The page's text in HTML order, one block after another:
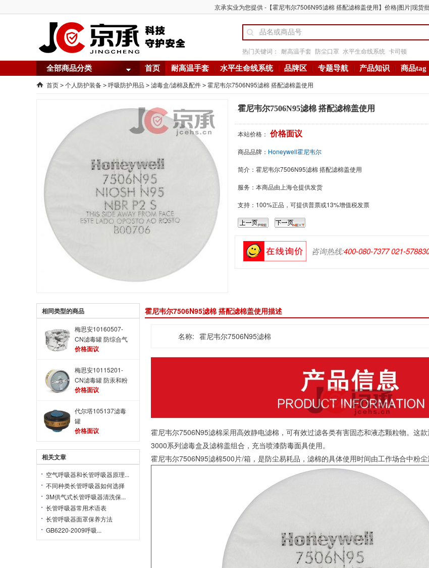
京承实业为您提供 -【霍尼韦尔7506N95滤棉 搭配滤棉盖使用】价格|图片|现货
热门关键词： 耐高温手套 防尘口罩 水平生命线系统 卡司顿
全部商品分类 首页 耐高温手套 水平生命线系统 品牌区 专题导航 产品知识 商品tag
首页 > 个人防护装备 > 呼吸防护用品 > 滤毒盒/滤棉及配件 > 霍尼韦尔7506N95滤棉 搭配滤棉盖使用
霍尼韦尔7506N95滤棉 搭配滤棉盖使用
本站价格： 价格面议
商品品牌： Honeywell霍尼韦尔
简介： 霍尼韦尔7506N95滤棉 搭配滤棉盖使用
服务：本商品由上海仓提供发货
支持：100%正品，可提供普票或13%增值税发票
咨询热线:400-080-7377 021-
相同类型的商品
梅思安10160507-
CN滤毒罐 防综合气
体，Hg，一氧化
价格面议
梅思安10115201-
CN滤毒罐 防汞和粉
尘
价格面议
代尔塔105137滤毒
罐
价格面议
相关文章
空气呼吸器和长管呼吸器原理...
不同种类长管呼吸器如何选择
3M供气式长管呼吸器清洗保...
长管呼吸器常用术语表
长管呼吸器面罩保养方法
GB6220-2009呼吸...
霍尼韦尔7506N95滤棉 搭配滤棉盖使用描述
名称: 霍尼韦尔7506N95滤棉
霍尼韦尔7506N95滤棉采用高效静电滤棉，可有效过滤各类有害固态和液态颗粒物。这
3000系列滤毒盒及滤棉盖组合，充当喷漆防毒面具使用。
霍尼韦尔7506N95滤棉500片/箱，是防尘易耗品，滤棉的具体使用时间由工作场合中粉